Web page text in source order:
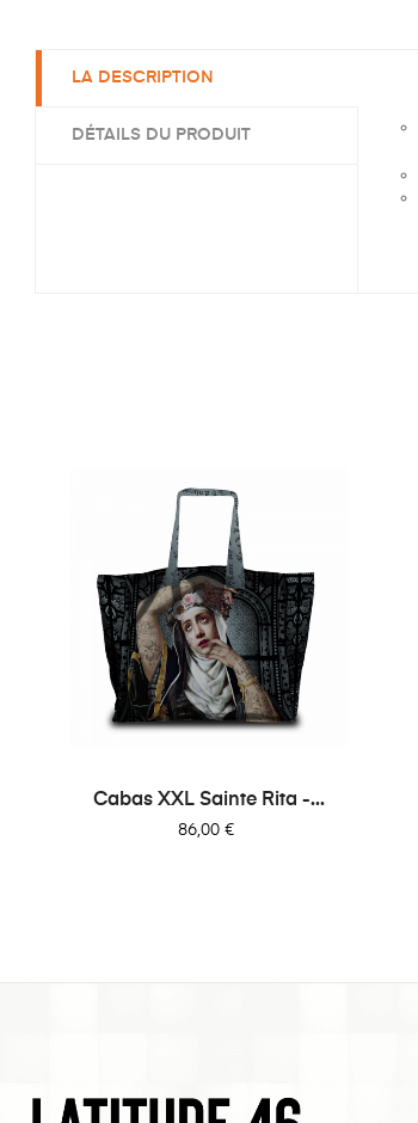
LA DESCRIPTION
DÉTAILS DU PRODUIT
Cabas XXL Sainte Rita -...
Prix
86,00 €